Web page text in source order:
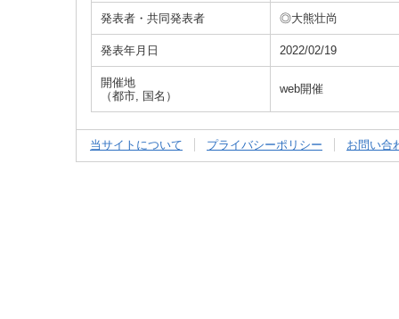
発表者・共同発表者 ◎大熊壮尚
発表年月日 2022/02/19
開催地
（都市, 国名）
web開催
当サイトについて プライバシーポリシー お問い合